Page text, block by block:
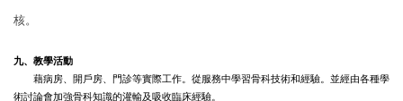
核。
九、教學活動
藉病房、開戶房、門診等實際工作。從服務中學習骨科技術和經驗。並經由各種學
術討論會加強骨科知識的灌輸及吸收臨床經驗。